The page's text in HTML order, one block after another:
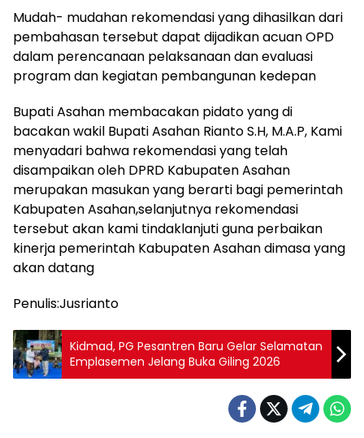
Mudah- mudahan rekomendasi yang dihasilkan dari
pembahasan tersebut dapat dijadikan acuan OPD
dalam perencanaan pelaksanaan dan evaluasi
program dan kegiatan pembangunan kedepan
Bupati Asahan membacakan pidato yang di
bacakan wakil Bupati Asahan Rianto S.H, M.A.P, Kami
menyadari bahwa rekomendasi yang telah
disampaikan oleh DPRD Kabupaten Asahan
merupakan masukan yang berarti bagi pemerintah
Kabupaten Asahan,selanjutnya rekomendasi
tersebut akan kami tindaklanjuti guna perbaikan
kinerja pemerintah Kabupaten Asahan dimasa yang
akan datang
Penulis:Jusrianto
Kidmad, PG Pesantren Baru Gelar Selamatan
Emplasemen Jelang Buka Giling 2026